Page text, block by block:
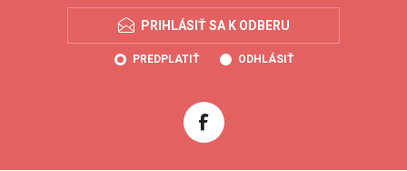
PRIHLÁSIŤ SA K ODBERU
PREDPLATIŤ ODHLÁSIŤ